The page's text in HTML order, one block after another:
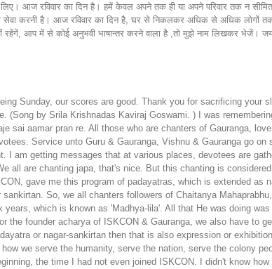
आज रविवार का दिन है। हमें केवल अपने तक ही या अपने परिवार तक न
सेवा करनी है। आज रविवार का दिन है, घर से निकलकर अधिक से अधिक लोगों
रहेंगें, आप में से कोई अनुभवी भाषान्तर करने वाला है ,तो मुझे नाम लिखकर भेजें।
Sunday, our scores are good. Thank you for sacrificing your
(Song by Srila Krishnadas Kaviraj Goswami. ) I was
sai aamar pran re. All those who are chanters of Gauranga,
Service unto Guru & Gauranga, Vishnu & Gauranga go
I am getting messages that at various places, devotees are
all are chanting japa, that's nice. But this chanting is
gave me this program of padayatras, which is extended as
So, we all chanters followers of Chaitanya
which is known as 'Madhya-lila'. All that He was doing
the founder acharya of ISKCON & Gauranga, we also have to
or nagar-sankirtan then that is also expression or
we serve the humanity, serve the nation, serve the colony
the time I had not even joined ISKCON. I didn't know